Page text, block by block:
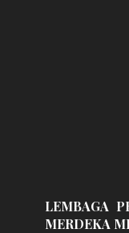
LEMBAGA
MERDEKA